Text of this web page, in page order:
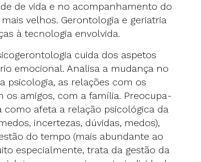
de vida e no acompanhamento do
velhos. Gerontologia e geriatria
à tecnologia envolvida.
cuida dos aspetos
emocional. Analisa a mudança no
psicologia, as relações com os
os amigos, com a família. Preocupa-
afeta a relação psicológica da
incertezas, dúvidas, medos),
do tempo (mais abundante ao
especialmente, trata da gestão da